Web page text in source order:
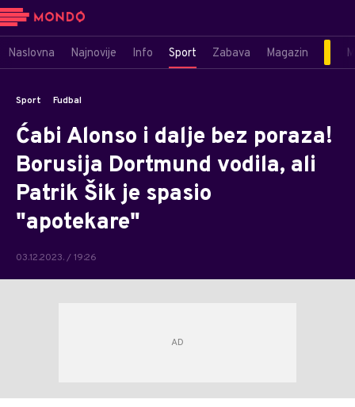
Naslovna Najnovije Info Sport Zabava Magazin
Sport Fudbal
Ćabi Alonso i dalje bez poraza!
Borusija Dortmund vodila, ali
Patrik Šik je spasio
"apotekare"
03.12.2023. / 19:26